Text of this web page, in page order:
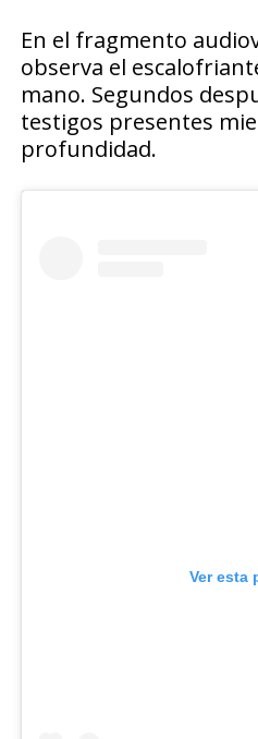
En el fragmento
observa el
mano. Segundos
testigos presentes
profundidad.
Ver esta